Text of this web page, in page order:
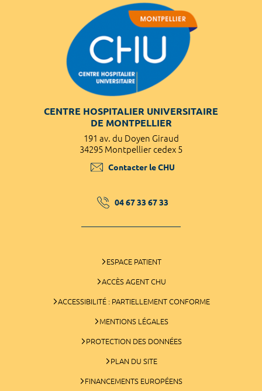
CENTRE HOSPITALIER UNIVERSITAIRE
DE MONTPELLIER
191 av. du Doyen Giraud
34295 Montpellier cedex 5
Contacter le CHU
04 67 33 67 33
ESPACE PATIENT
ACCÈS AGENT CHU
ACCESSIBILITÉ : PARTIELLEMENT CONFORME
MENTIONS LÉGALES
PROTECTION DES DONNÉES
PLAN DU SITE
FINANCEMENTS EUROPÉENS